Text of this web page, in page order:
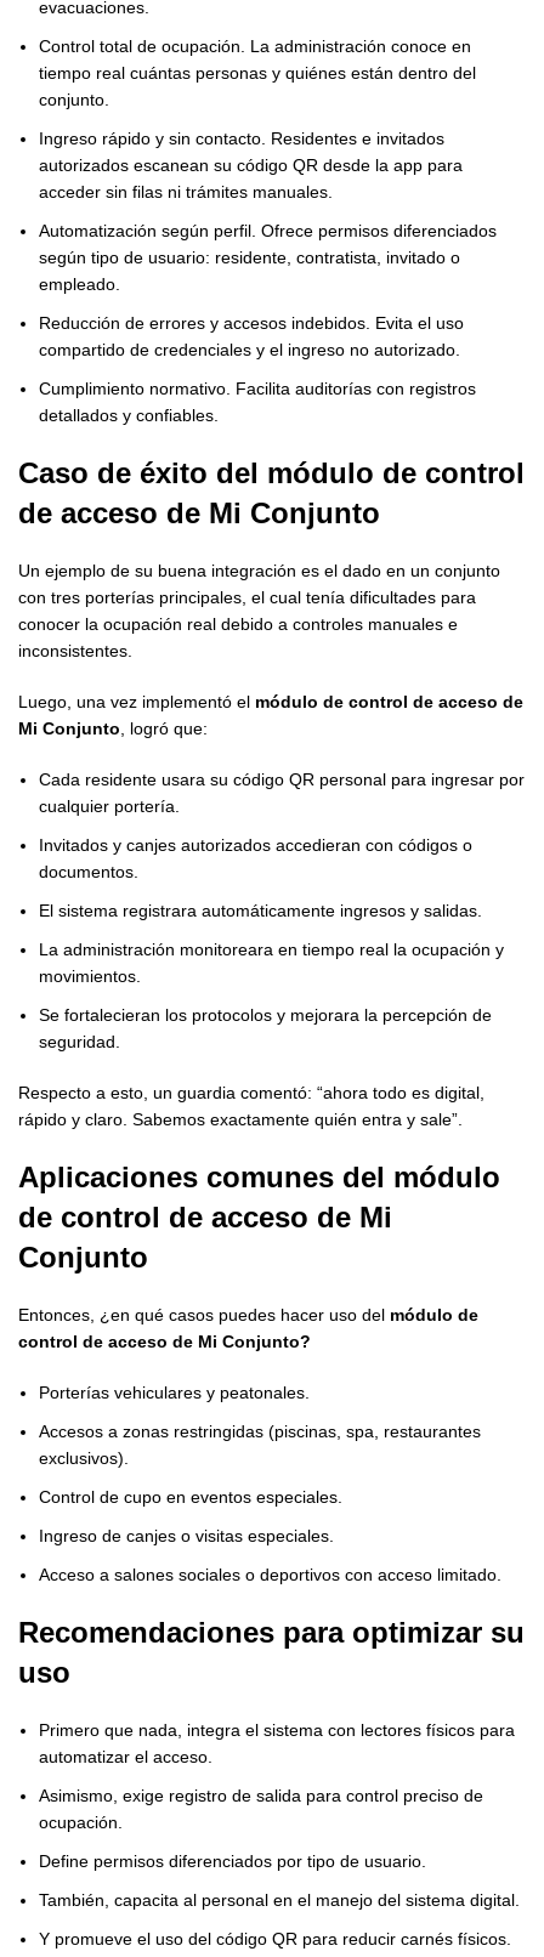
evacuaciones.
Control total de ocupación. La administración conoce en
tiempo real cuántas personas y quiénes están dentro del
conjunto.
Ingreso rápido y sin contacto. Residentes e invitados
autorizados escanean su código QR desde la app para
acceder sin filas ni trámites manuales.
Automatización según perfil. Ofrece permisos diferenciados
según tipo de usuario: residente, contratista, invitado o
empleado.
Reducción de errores y accesos indebidos. Evita el uso
compartido de credenciales y el ingreso no autorizado.
Cumplimiento normativo. Facilita auditorías con registros
detallados y confiables.
Caso de éxito del módulo de control
de acceso de Mi Conjunto
Un ejemplo de su buena integración es el dado en un conjunto
con tres porterías principales, el cual tenía dificultades para
conocer la ocupación real debido a controles manuales e
inconsistentes.
Luego, una vez implementó el módulo de control de acceso de
Mi Conjunto , logró que:
Cada residente usara su código QR personal para ingresar por
cualquier portería.
Invitados y canjes autorizados accedieran con códigos o
documentos.
El sistema registrara automáticamente ingresos y salidas.
La administración monitoreara en tiempo real la ocupación y
movimientos.
Se fortalecieran los protocolos y mejorara la percepción de
seguridad.
Respecto a esto, un guardia comentó: “ahora todo es digital,
rápido y claro. Sabemos exactamente quién entra y sale”.
Aplicaciones comunes del módulo
de control de acceso de Mi
Conjunto
Entonces, ¿en qué casos puedes hacer uso del módulo de
control de acceso de Mi Conjunto?
Porterías vehiculares y peatonales.
Accesos a zonas restringidas (piscinas, spa, restaurantes
exclusivos).
Control de cupo en eventos especiales.
Ingreso de canjes o visitas especiales.
Acceso a salones sociales o deportivos con acceso limitado.
Recomendaciones para optimizar su
uso
Primero que nada, integra el sistema con lectores físicos para
automatizar el acceso.
Asimismo, exige registro de salida para control preciso de
ocupación.
Define permisos diferenciados por tipo de usuario.
También, capacita al personal en el manejo del sistema digital.
Y promueve el uso del código QR para reducir carnés físicos.